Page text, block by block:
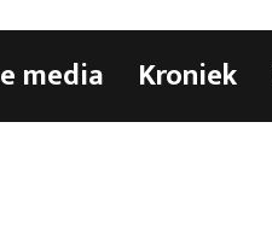
media Kroniek